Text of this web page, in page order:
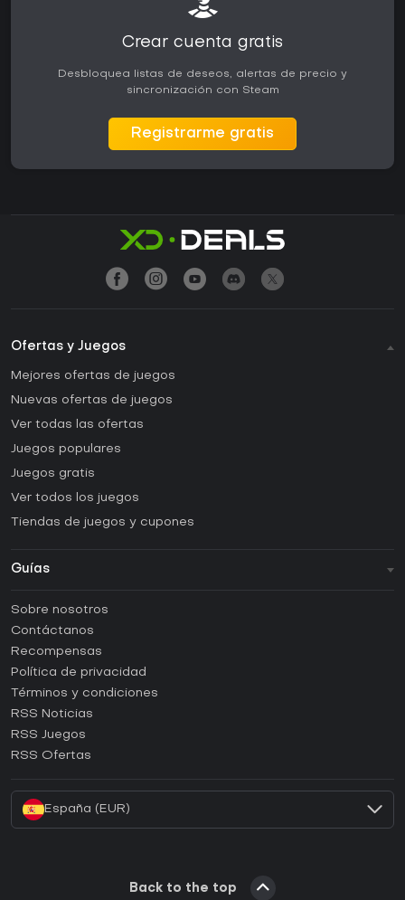
Crear cuenta gratis
Desbloquea listas de deseos, alertas de precio y
sincronización con Steam
Registrarme gratis
Ofertas y Juegos
Mejores ofertas de juegos
Nuevas ofertas de juegos
Ver todas las ofertas
Juegos populares
Juegos gratis
Ver todos los juegos
Tiendas de juegos y cupones
Guías
Guías y tutoriales
¿Cómo activar una CD Key de Steam?
¿Cómo activar una CD Key de Epic Games?
¿Cómo activar una CD Key de GOG?
¿Cómo activar una CD Key de Ubisoft Connect?
Sobre nosotros
Contáctanos
Recompensas
Política de privacidad
Términos y condiciones
RSS Noticias
RSS Juegos
RSS Ofertas
España (EUR)
Back to the top